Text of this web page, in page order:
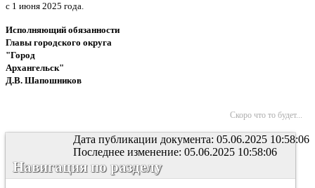
с 1 июня 2025 года.
Исполняющий обязанности
Главы городского округа
"Город
Архангельск"
Д.В. Шапошников
Скоро что то будет...
Дата публикации документа: 05.06.2025 10:58:06
Последнее изменение: 05.06.2025 10:58:06
Навигация по разделу